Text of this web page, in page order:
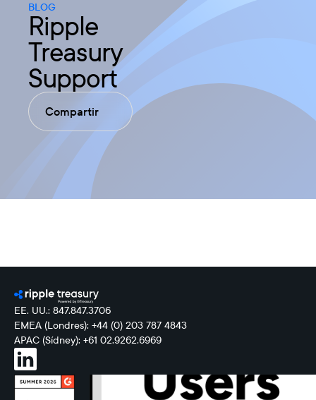
BLOG
Ripple
Treasury
Support
Compartir
EE. UU.: 847.847.3706
EMEA (Londres): +44 (0) 203 787 4843
APAC (Sídney): +61 02.9262.6969